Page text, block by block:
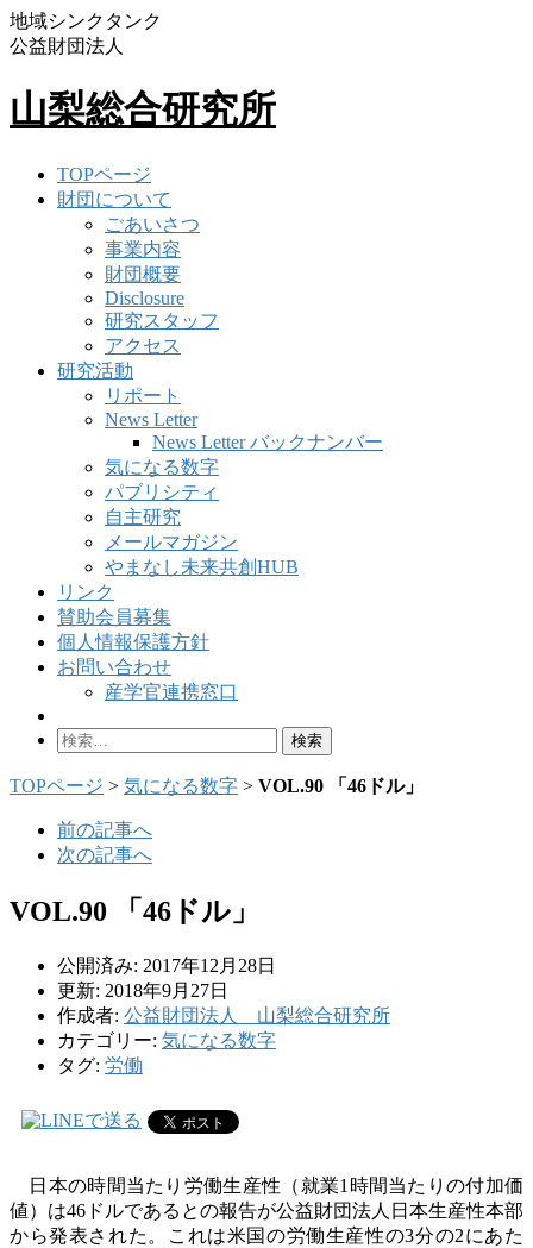
地域シンクタンク
公益財団法人
山梨総合研究所
TOPページ
財団について
ごあいさつ
事業内容
財団概要
Disclosure
研究スタッフ
アクセス
研究活動
リポート
News Letter
News Letter バックナンバー
気になる数字
パブリシティ
自主研究
メールマガジン
やまなし未来共創HUB
リンク
賛助会員募集
個人情報保護方針
お問い合わせ
産学官連携窓口
検
TOPページ > 気になる数字 > VOL.90 「46ドル」
前の記事へ
次の記事へ
VOL.90 「46ドル」
公開済み: 2017年12月28日
更新: 2018年9月27日
作成者: 公益財団法人 山梨総合研究所
カテゴリー: 気になる数字
タグ: 労働
日本の時間当たり労働生産性（就業1 時間当たりの付加価
値）は46 ドルであるとの報告が公益財団法人日本生産性本部
から発表された。これは米国の労働生産性の3分の2にあた